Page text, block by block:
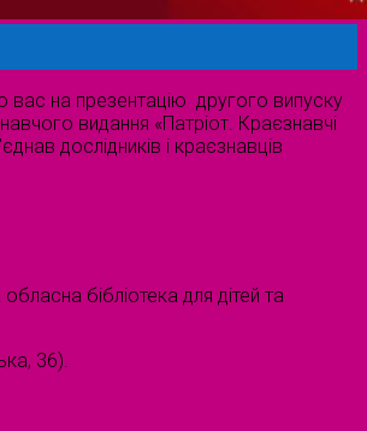
вас на презентацію другого випуску
видання «Патріот. Краєзнавчі
дослідників і краєзнавців
бібліотека для дітей та
36).